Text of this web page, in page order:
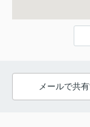
メールで共